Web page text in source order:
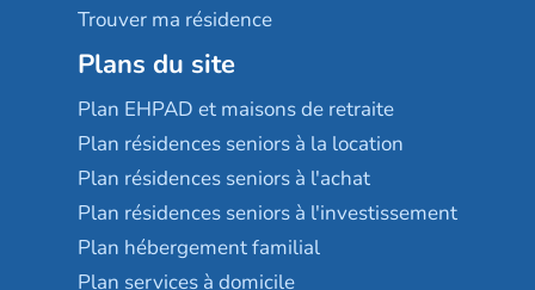
Trouver ma résidence
Plans du site
Plan EHPAD et maisons de retraite
Plan résidences seniors à la location
Plan résidences seniors à l'achat
Plan résidences seniors à l'investissement
Plan hébergement familial
Plan services à domicile